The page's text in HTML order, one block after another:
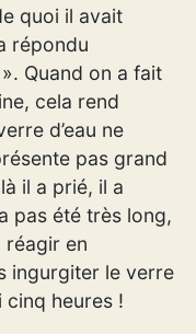
quoi il avait
répondu
». Quand on a fait
cela rend
d’eau ne
pas grand
il a prié, il a
pas été très long,
réagir en
ingurgiter le verre
cinq heures !